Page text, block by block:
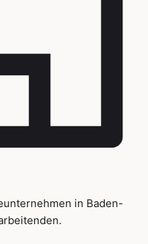
in Baden-